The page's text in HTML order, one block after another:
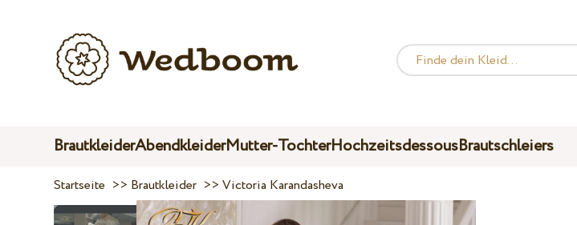
BrautkleiderAbendkleiderMutter-TochterHochzeitsdessousBrautschleiers
Startseite >> Brautkleider >>Victoria Karandasheva